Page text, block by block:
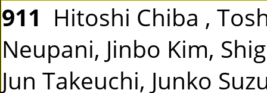
911 Hitoshi Chiba ,
Neupani, Jinbo Kim,
Jun Takeuchi, Junko